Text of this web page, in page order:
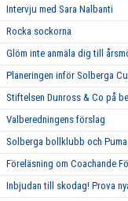
Intervju med Sara Nalbanti
Rocka sockorna
Glöm inte anmäla dig till
Planeringen inför Solberga
Stiftelsen Dunross & Co på
Valberedningens förslag
Solberga bollklubb och
Föreläsning om Coachande
Inbjudan till skodag! Prova